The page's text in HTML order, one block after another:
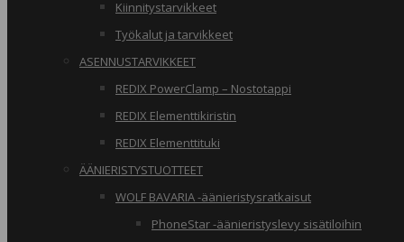
Kiinnitystarvikkeet
Työkalut ja tarvikkeet
ASENNUSTARVIKKEET
REDIX PowerClamp – Nostotappi
REDIX Elementtikiristin
REDIX Elementtituki
ÄÄNIERISTYSTUOTTEET
WOLF BAVARIA -äänieristysratkaisut
PhoneStar -äänieristyslevy sisätiloihin